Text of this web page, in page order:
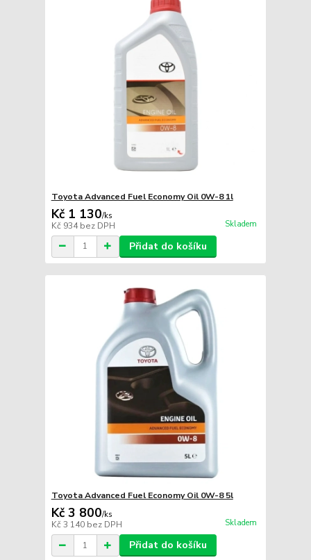
Toyota Advanced Fuel Economy Oil 0W-8 1l
Kč 1 130/ks
Kč 934bez DPH Skladem
Přidat do košíku
Toyota Advanced Fuel Economy Oil 0W-8 5l
Kč 3 800/ks
Kč 3 140 bez DPH Skladem
Přidat do košíku